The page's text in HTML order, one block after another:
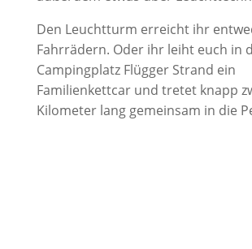
Den Leuchtturm erreicht ihr
Fahrrädern. Oder ihr leiht euch in
Campingplatz Flügger Strand ein
Familienkettcar und tretet knapp
Kilometer lang gemeinsam in die